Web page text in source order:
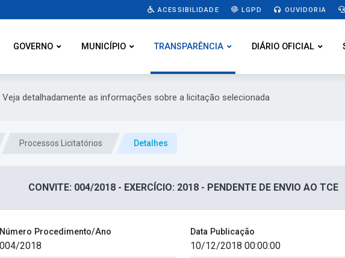
ACESSIBILIDADE LGPD OUVIDORIA
GOVERNO MUNICÍPIO TRANSPARÊNCIA DIÁRIO OFICIAL
Veja detalhadamente as informações sobre a licitação selecionada
Processos Licitatórios Detalhes
CONVITE: 004/2018 - EXERCÍCIO: 2018 - PENDENTE DE ENVIO AO TCE
Número Procedimento/Ano Data Publicação